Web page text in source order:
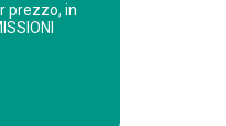
prezzo, in